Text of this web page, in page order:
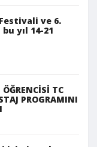
ve 6.
yıl 14-21
TC
PROGRAMINI